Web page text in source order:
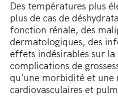
Des températures plus
plus de cas de
fonction rénale, des
dermatologiques, des
effets indésirables sur la
complications de
qu’une morbidité et
cardiovasculaires et